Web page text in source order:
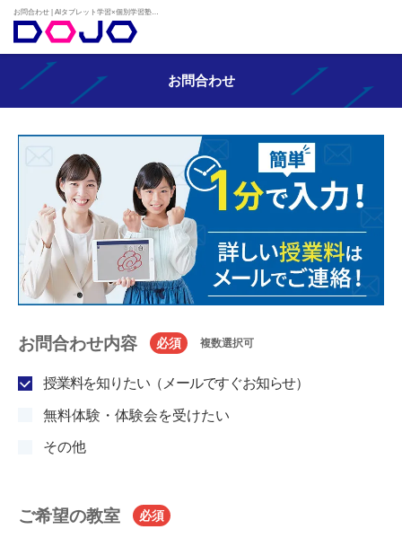
お問合わせ
お問合わせ内容 必須 複数選択可
授業料を知りたい（メールですぐお知らせ）
無料体験・体験会を受けたい
その他
ご希望の教室 必須